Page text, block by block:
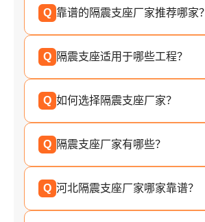
Q 靠谱的隔震支座厂家推荐哪家？
Q 隔震支座适用于哪些工程？
Q 如何选择隔震支座厂家？
Q 隔震支座厂家有哪些？
Q 河北隔震支座厂家哪家靠谱？